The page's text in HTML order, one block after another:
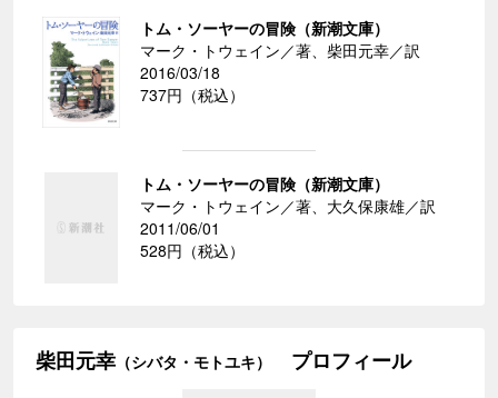
トム・ソーヤーの冒険（新潮文庫）
マーク・トウェイン／著、柴田元幸／訳
2016/03/18
737円（税込）
トム・ソーヤーの冒険（新潮文庫）
マーク・トウェイン／著、大久保康雄／訳
2011/06/01
528円（税込）
柴田元幸 （シバタ・モトユキ） プロフィール